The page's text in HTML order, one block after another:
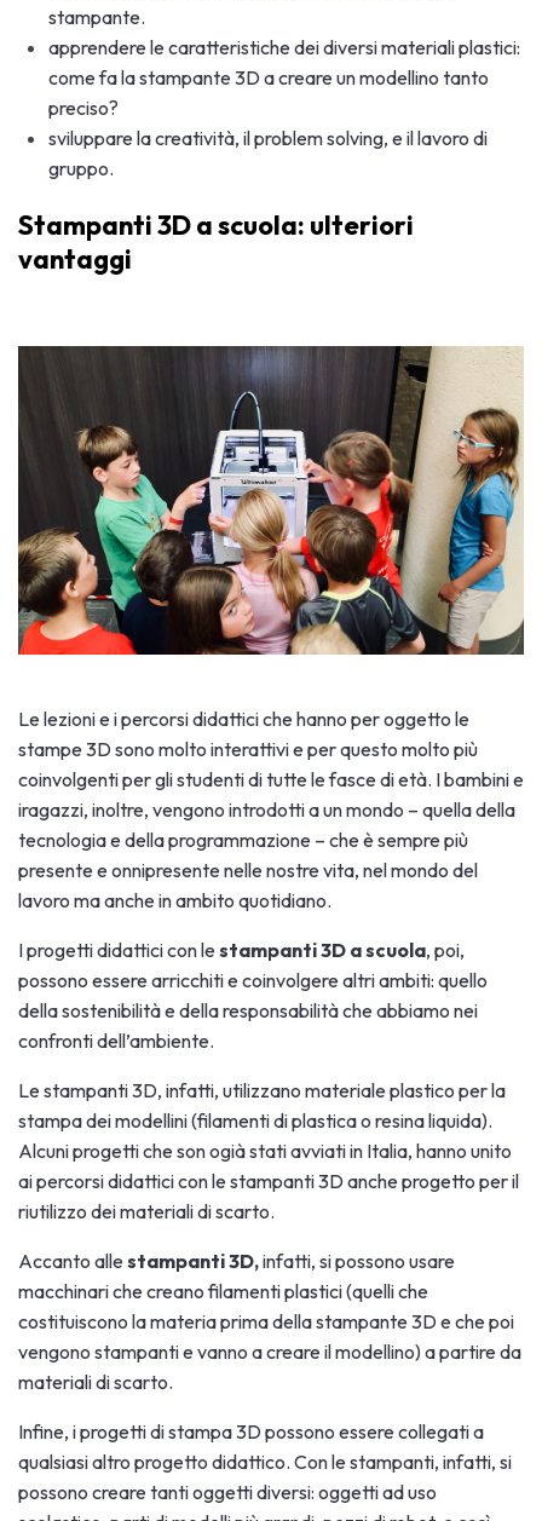
stampante.
apprendere le caratteristiche dei diversi materiali plastici:
come fa la stampante 3D a creare un modellino tanto
preciso?
sviluppare la creatività, il problem solving, e il lavoro di
gruppo.
Stampanti 3D a scuola: ulteriori
vantaggi
Le lezioni e i percorsi didattici che hanno per oggetto le
stampe 3D sono molto interattivi e per questo molto più
coinvolgenti per gli studenti di tutte le fasce di età. I bambini e
iragazzi, inoltre, vengono introdotti a un mondo – quella della
tecnologia e della programmazione – che è sempre più
presente e onnipresente nelle nostre vita, nel mondo del
lavoro ma anche in ambito quotidiano.
I progetti didattici con le stampanti 3D a scuola, poi,
possono essere arricchiti e coinvolgere altri ambiti: quello
della sostenibilità e della responsabilità che abbiamo nei
confronti dell’ambiente.
Le stampanti 3D, infatti, utilizzano materiale plastico per la
stampa dei modellini (filamenti di plastica o resina liquida).
Alcuni progetti che son ogià stati avviati in Italia, hanno unito
ai percorsi didattici con le stampanti 3D anche progetto per il
riutilizzo dei materiali di scarto.
Accanto alle stampanti 3D,infatti, si possono usare
macchinari che creano filamenti plastici (quelli che
costituiscono la materia prima della stampante 3D e che poi
vengono stampanti e vanno a creare il modellino) a partire da
materiali di scarto.
Infine, i progetti di stampa 3D possono essere collegati a
qualsiasi altro progetto didattico. Con le stampanti, infatti, si
possono creare tanti oggetti diversi: oggetti ad uso